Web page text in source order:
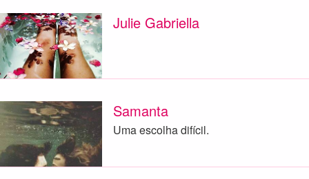
Julie Gabriella
Samanta
Uma escolha difícil.